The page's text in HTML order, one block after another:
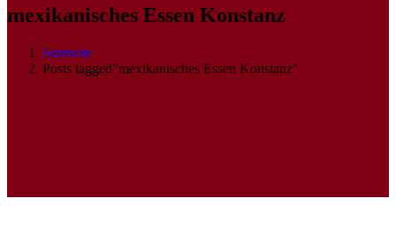
mexikanisches Essen Konstanz
Startseite
Posts tagged"mexikanisches Essen Konstanz"